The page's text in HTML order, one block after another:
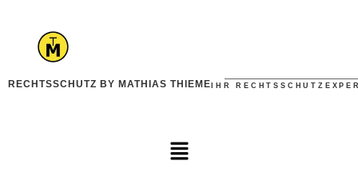
RECHTSSCHUTZ BY MATHIAS THIEME IHR